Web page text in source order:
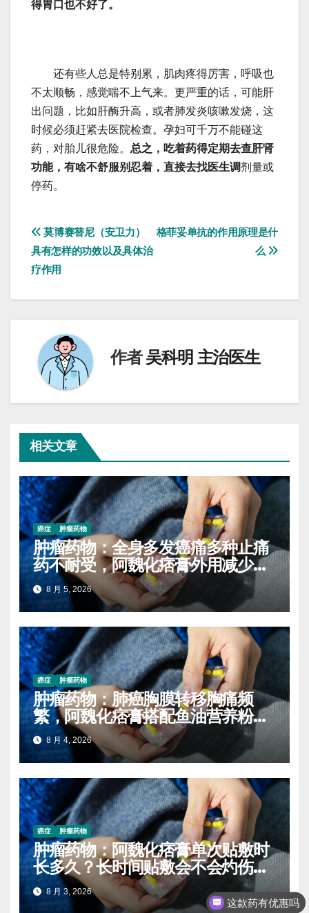
得胃口也不好了‌。
还有些人总是特别累，肌肉疼得厉害，呼吸也
不太顺畅，感觉喘不上气来‌。更严重的话，可能肝
出问题，比如肝酶升高，或者肺发炎咳嗽发烧，这
时候必须赶紧去医院检查‌。孕妇可千万不能碰这
药，对胎儿很危险‌。 总之，吃着药得定期去查肝肾
功能，有啥不舒服别忍着，直接去找医生调剂量或
停药‌。
文
章
导
格菲妥单抗的作用原理是什
么
莫博赛替尼（安卫力）
具有怎样的功效以及具体治
疗作用
作者吴科明 主治医生
相关文章
癌症 肿瘤药物
肿瘤药物：全身多发癌痛多种止痛
药不耐受，阿魏化痞膏外用减少口
服药量的实操案例
8 月 5, 2026
癌症 肿瘤药物
肿瘤药物：肺癌胸膜转移胸痛频
繁，阿魏化痞膏搭配鱼油营养粉减
轻炎症疼痛
8 月 4, 2026
癌症 肿瘤药物
肿瘤药物：阿魏化痞膏单次贴敷时
长多久？长时间贴敷会不会灼伤皮
肤8 月 3, 2026
这款药有优惠吗